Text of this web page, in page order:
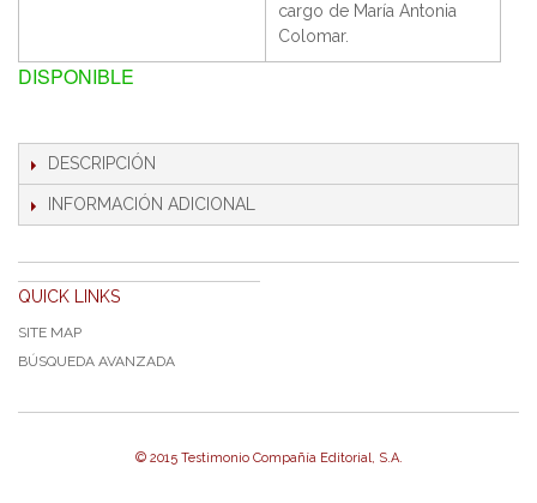
cargo de María Antonia
Colomar.
DISPONIBLE
DESCRIPCIÓN
INFORMACIÓN ADICIONAL
QUICK LINKS
SITE MAP
BÚSQUEDA AVANZADA
© 2015 Testimonio Compañía Editorial, S.A.